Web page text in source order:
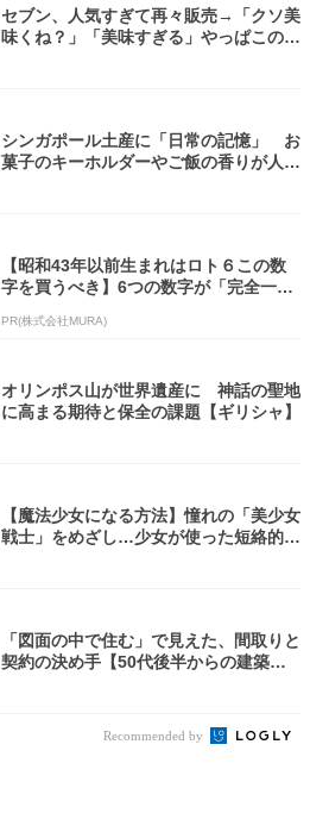
セブン、人気すぎて再々販売→「クソ美
味くね？」「美味すぎる」やっぱこのク
シンガポール土産に「日常の記憶」 お
菓子のキーホルダーやご飯の香りが人気
【昭和43年以前生まれはロト６この数
字を買うべき】6つの数字が「完全一
PR(株式会社MURA)
オリンポス山が世界遺産に 神話の聖地
に高まる期待と保全の課題【ギリシャ】
【魔法少女になる方法】憧れの「美少女
戦士」をめざし…少女が使った短絡的す
「図面の中で住む」で見えた、間取りと
契約の決め手【50代後半からの建築家
Recommended by